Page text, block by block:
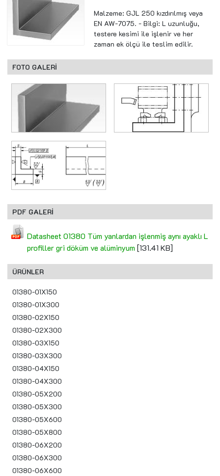
Malzeme: GJL 250 kızdırılmış veya
EN AW-7075. - Bilgi: L uzunluğu,
testere kesimi ile işlenir ve her
zaman ek ölçü ile teslim edilir.
FOTO GALERİ
PDF GALERİ
Datasheet 01380 Tüm yanlardan işlenmiş aynı ayaklı L
profiller gri döküm ve alüminyum [131.41 KB]
ÜRÜNLER
01380-01X150
01380-01X300
01380-02X150
01380-02X300
01380-03X150
01380-03X300
01380-04X150
01380-04X300
01380-05X200
01380-05X300
01380-05X600
01380-05X800
01380-06X200
01380-06X300
01380-06X600